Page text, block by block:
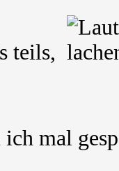
teils,
mal